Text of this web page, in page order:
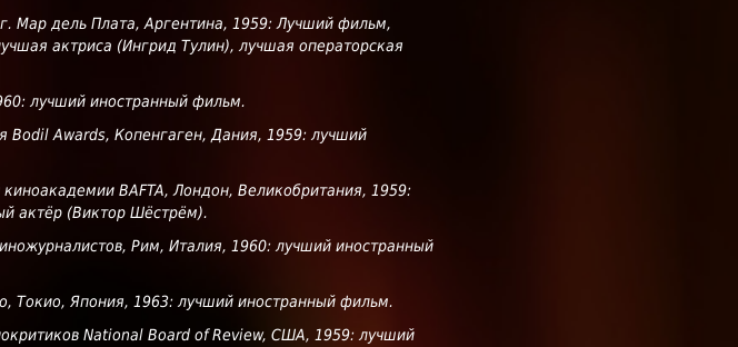
Мар дель Плата, Аргентина, 1959: Лучший фильм,
актриса (Ингрид Тулин), лучшая операторская
лучший иностранный фильм.
Bodil Awards, Копенгаген, Дания, 1959: лучший
BAFTA, Лондон, Великобритания, 1959:
актёр (Виктор Шёстрём).
Рим, Италия, 1960: лучший иностранный
Токио, Япония, 1963: лучший иностранный фильм.
National Board of Review, США, 1959: лучший